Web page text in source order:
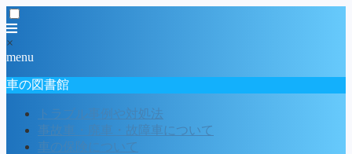
×
menu
車の図書館
トラブル事例や対処法
事故車・廃車・故障車について
車の保険について